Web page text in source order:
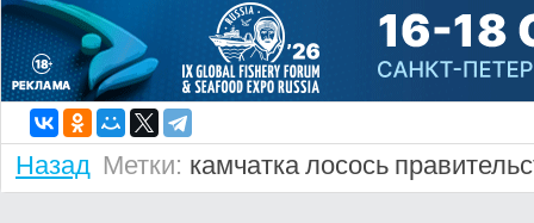
Назад Метки: камчатка лосось